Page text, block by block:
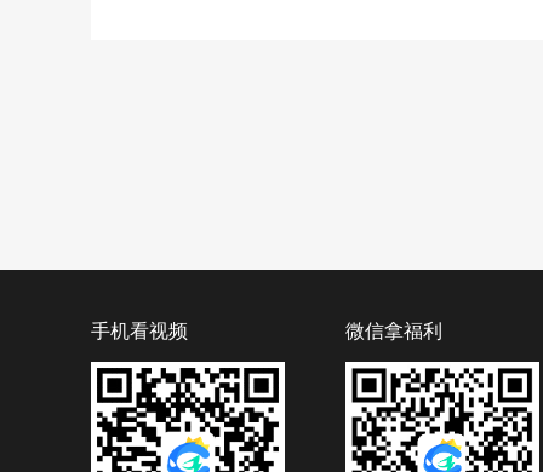
手机看视频 微信拿福利